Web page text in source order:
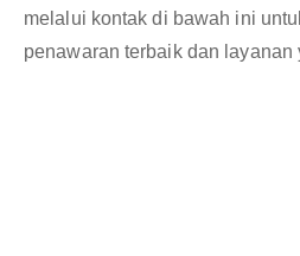
melalui kontak di bawah ini
penawaran terbaik dan layanan